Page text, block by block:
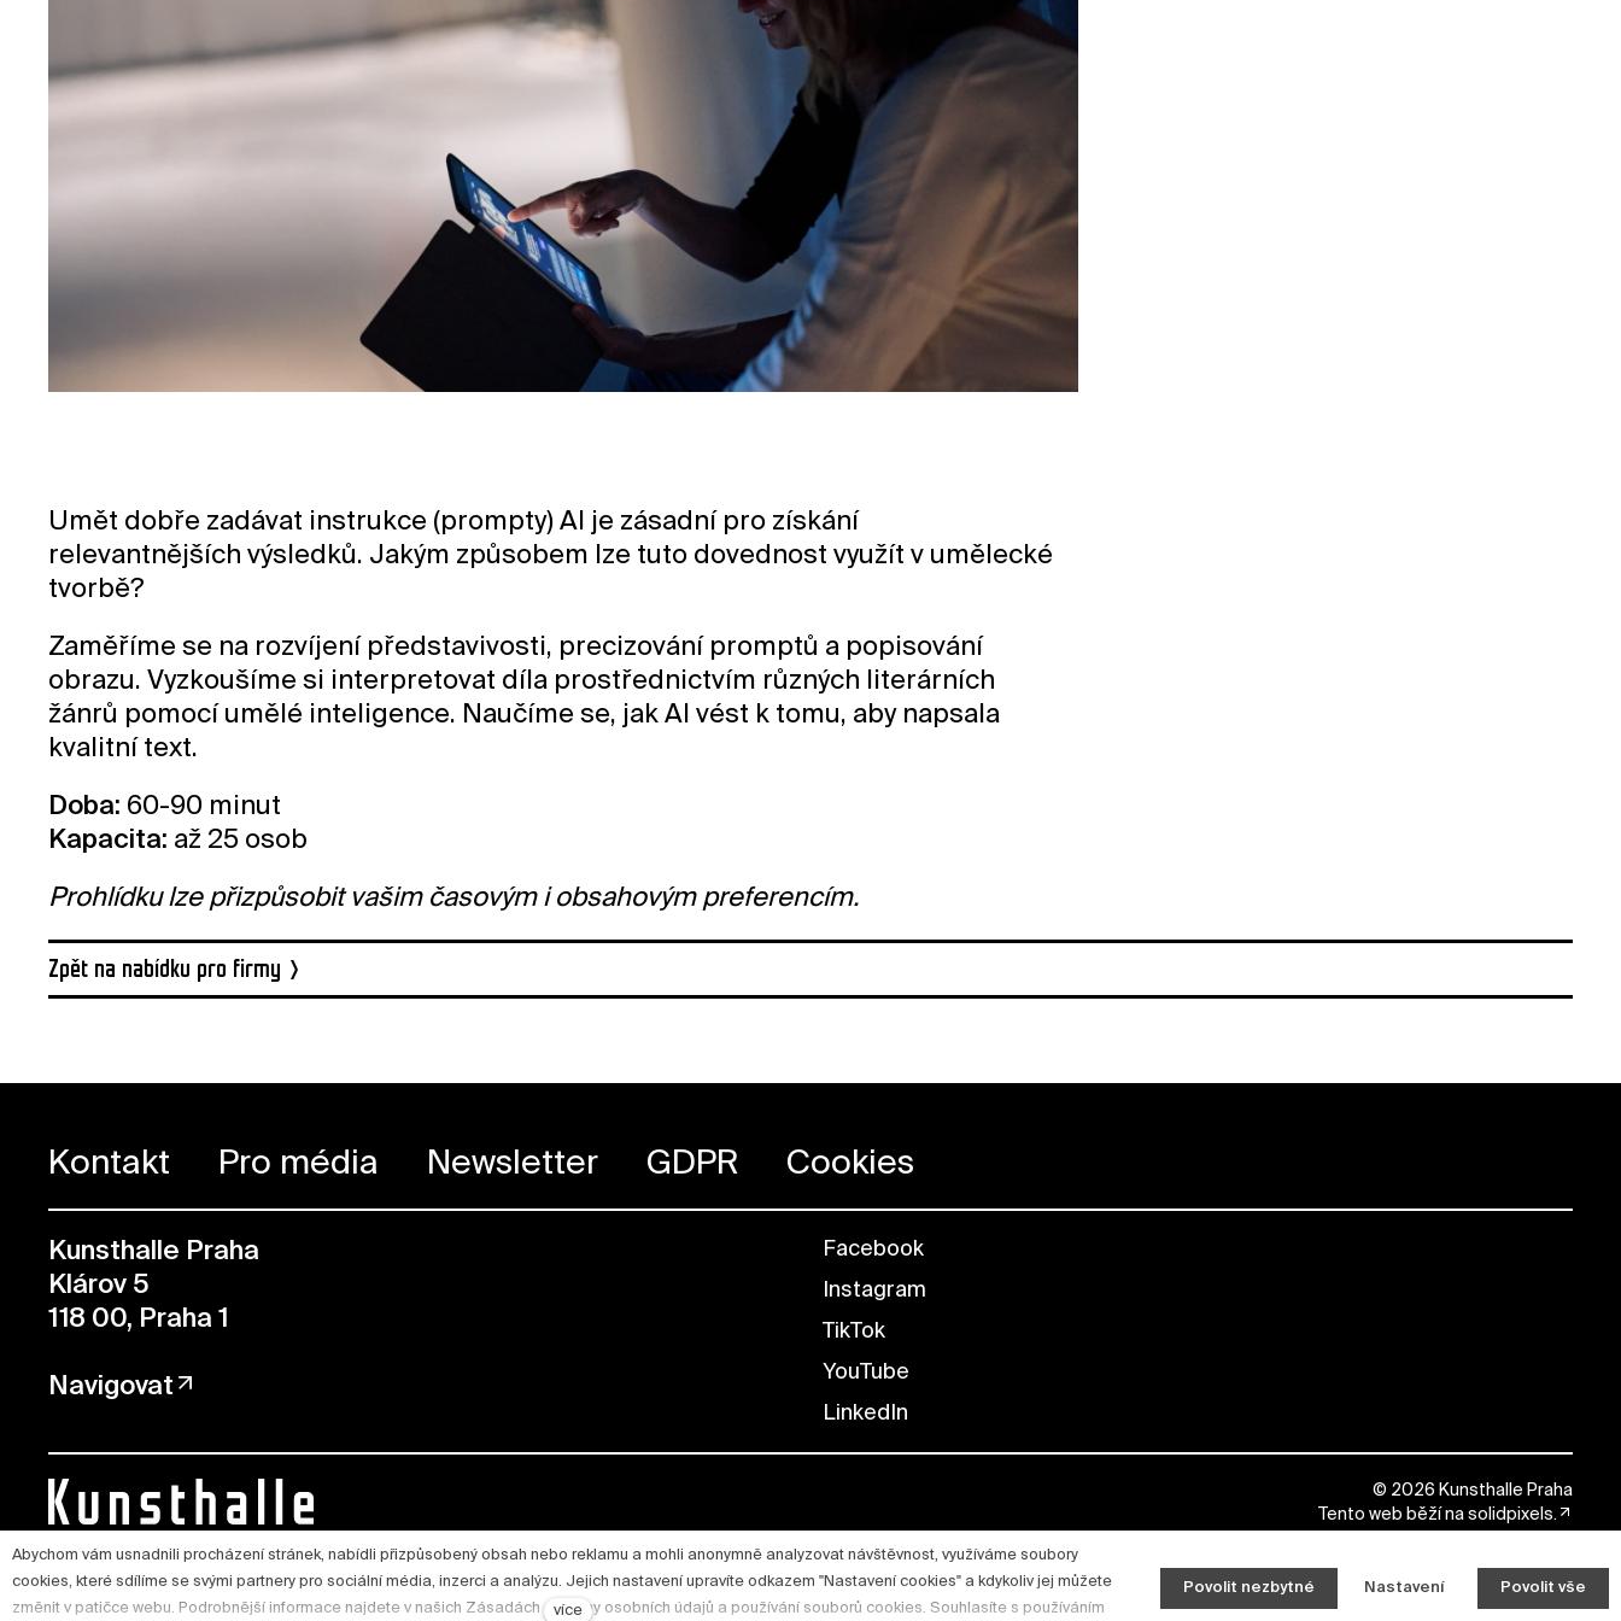
Umět dobře zadávat instrukce (prompty) AI je zásadní pro získání
relevantnějších výsledků. Jakým způsobem lze tuto dovednost využít v umělecké
tvorbě?
Zaměříme se na rozvíjení představivosti, precizování promptů a popisování
obrazu. Vyzkoušíme si interpretovat díla prostřednictvím různých literárních
žánrů pomocí umělé inteligence. Naučíme se, jak AI vést k tomu, aby napsala
kvalitní text.
Doba: 60-90 minut
Kapacita: až 25 osob
Prohlídku lze přizpůsobit vašim časovým i obsahovým preferencím.
Zpět na nabídku pro firmy
Kontakt Pro média Newsletter GDPR Cookies
Kunsthalle Praha
Klárov 5
118 00, Praha 1
Navigovat
Facebook
Instagram
TikTok
YouTube
LinkedIn
© 2026 Kunsthalle Praha
Tento web běží nasolidpixels.
Abychom vám usnadnili procházení stránek, nabídli přizpůsobený obsah nebo reklamu a mohli anonymně analyzovat návštěvnost, využíváme soubory
cookies, které sdílíme se svými partnery pro sociální média, inzerci a analýzu. Jejich nastavení upravíte odkazem "Nastavení cookies" a kdykoliv jej můžete
změnit v patičce webu. Podrobnější informace najdete v našich Zásadách ochrany osobních údajů a používání souborů cookies. Souhlasíte s používáním
více
Povolit nezbytné Nastavení Povolit vše